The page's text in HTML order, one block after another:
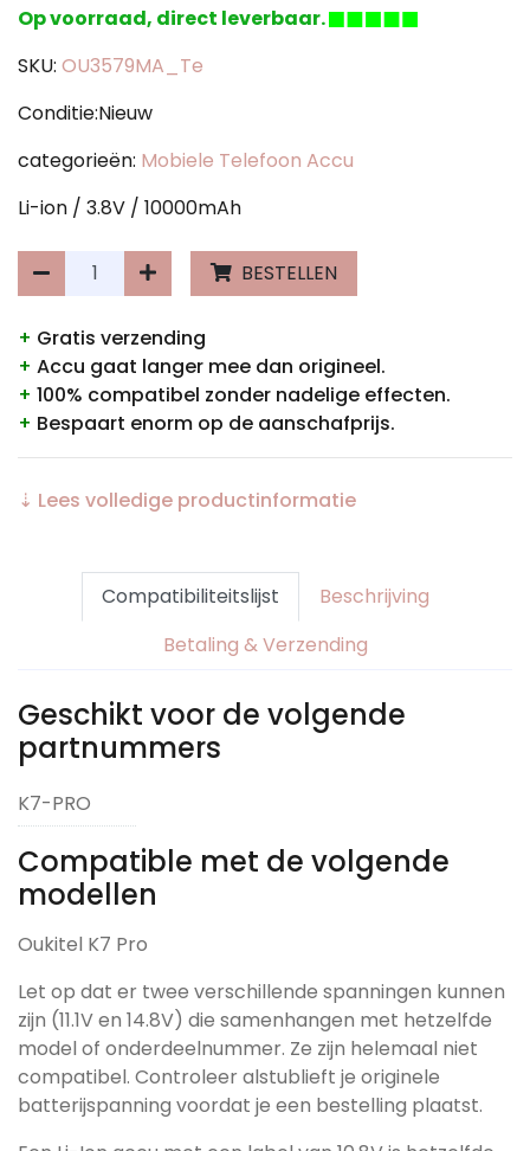
Op voorraad, direct leverbaar.
SKU: OU3579MA_Te
Conditie:Nieuw
categorieën: Mobiele Telefoon Accu
Li-ion / 3.8V / 10000mAh
BESTELLEN
+ Gratis verzending
+ Accu gaat langer mee dan origineel.
+ 100% compatibel zonder nadelige effecten.
+ Bespaart enorm op de aanschafprijs.
⇣ Lees volledige productinformatie
Compatibiliteitslijst
Beschrijving
Betaling & Verzending
Geschikt voor de volgende
partnummers
K7-PRO
Compatible met de volgende
modellen
Oukitel K7 Pro
Let op dat er twee verschillende spanningen kunnen
zijn (11.1V en 14.8V) die samenhangen met hetzelfde
model of onderdeelnummer. Ze zijn helemaal niet
compatibel. Controleer alstublieft je originele
batterijspanning voordat je een bestelling plaatst.